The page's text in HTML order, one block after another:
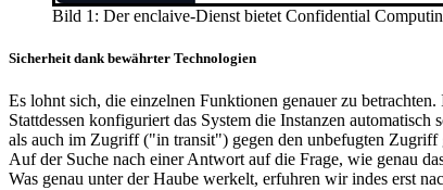
Bild 1: Der enclaive-Dienst bietet Confidential
Sicherheit dank bewährter Technologien
Es lohnt sich, die einzelnen Funktionen genauer zu
Stattdessen konfiguriert das System die Instanzen
als auch im Zugriff ("in transit") gegen den unbefugten Zugriff
Auf der Suche nach einer Antwort auf die Frage, wie genau
Was genau unter der Haube werkelt, erfuhren wir indes erst